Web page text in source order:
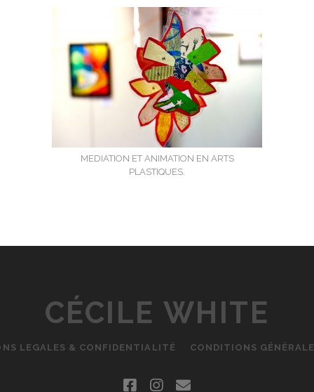
MEDIATION ET ANIMATION EN ARTS
PLASTIQUES.
CÉCILE WHITE
LEGALES & CONFIDENTIALITÉ CONDITIONS
facebookinstagram
email